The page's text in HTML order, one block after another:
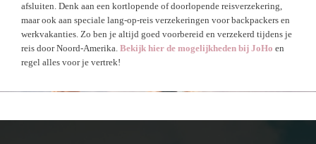
afsluiten. Denk aan een kortlopende of doorlopende reisverzekering,
maar ook aan speciale lang-op-reis verzekeringen voor backpackers en
werkvakanties. Zo ben je altijd goed voorbereid en verzekerd tijdens je
reis door Noord-Amerika.Bekijk hier de mogelijkheden bij JoHo en
regel alles voor je vertrek!